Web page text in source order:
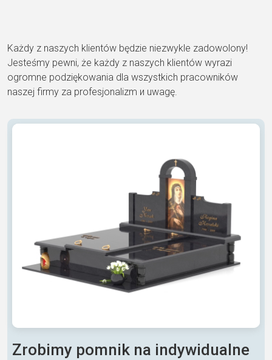
Każdy z naszych klientów będzie niezwykle zadowolony!
Jesteśmy pewni, że każdy z naszych klientów wyrazi
ogromne podziękowania dla wszystkich pracowników
naszej firmy za profesjonalizm и uwagę.
Zrobimy pomnik na indywidualne